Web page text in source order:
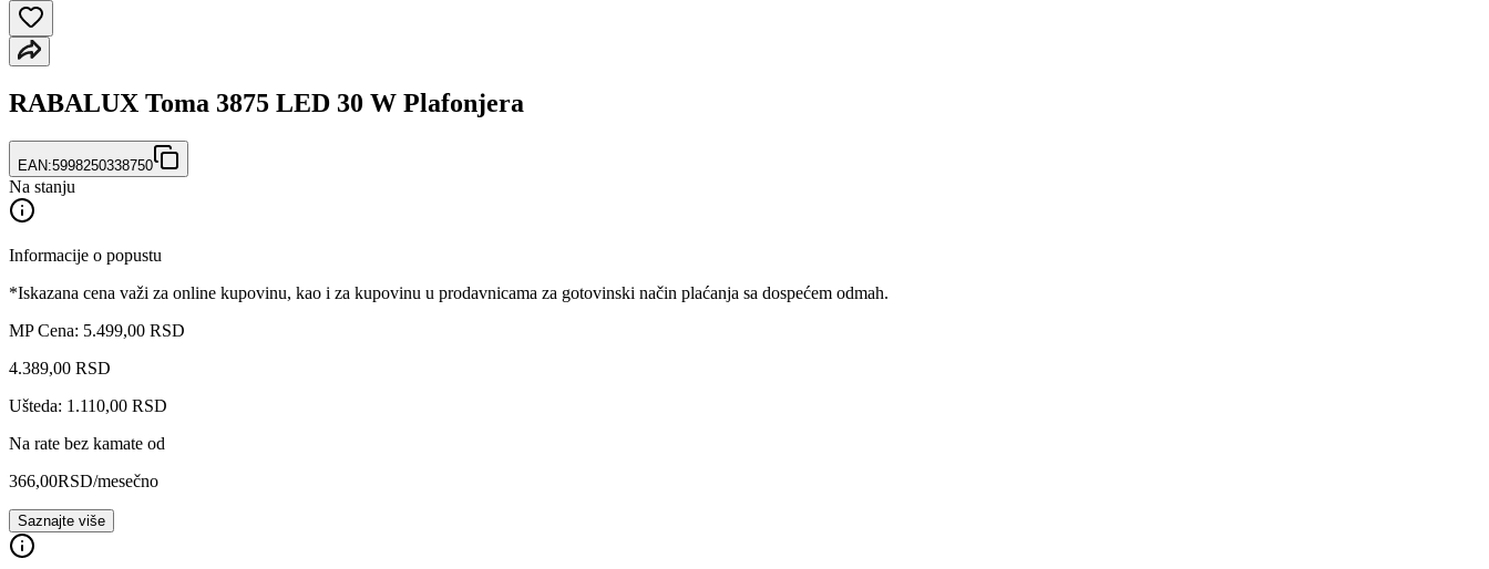
RABALUX Toma 3875 LED 30 W Plafonjera
EAN:5998250338750
Na stanju
Informacije o popustu
*Iskazana cena važi za online kupovinu, kao i za kupovinu u prodavnicama za gotovinski način plaćanja sa dospećem odmah.
MP Cena: 5.499,00 RSD
4.389,00 RSD
Ušteda: 1.110,00 RSD
Na rate bez kamate od
366,00RSD/mesečno
Saznajte više